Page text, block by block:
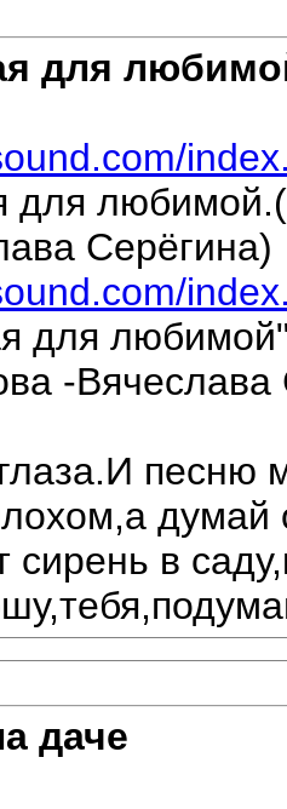
для
для
Серёгина)
для
-Вячеслава
песню
думай
сирень в
даче